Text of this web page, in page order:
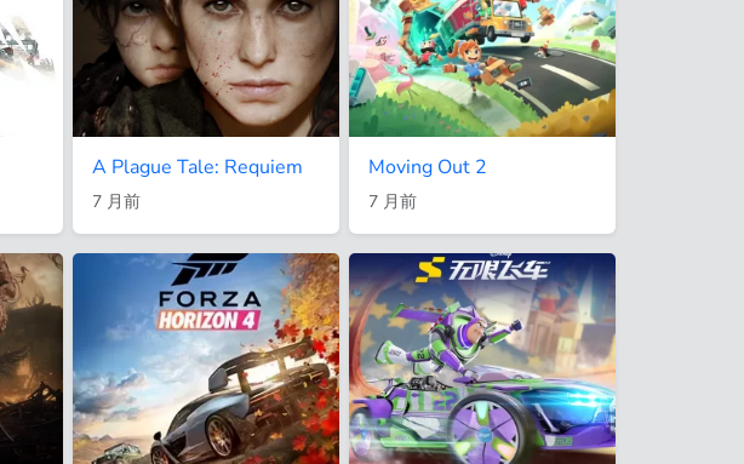
A Plague Tale: Requiem
7 月前
Moving Out 2
7 月前